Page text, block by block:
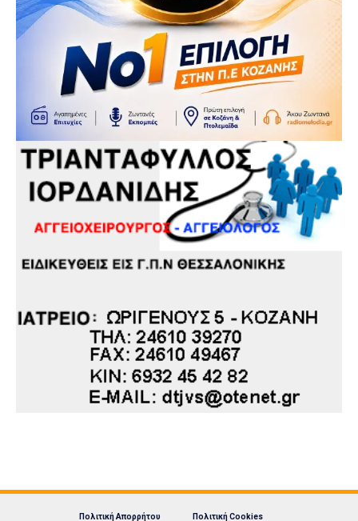
Πολιτική Απορρήτου Πολιτική Cookies